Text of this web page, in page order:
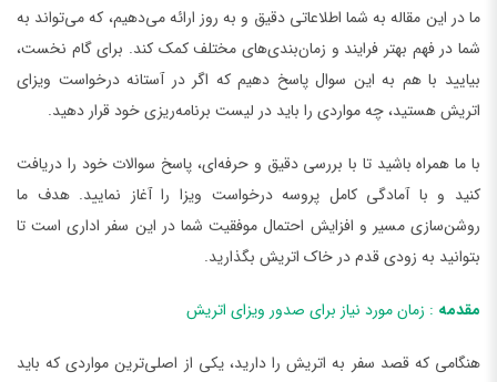
ما در این مقاله به شما اطلاعاتی دقیق و به روز ارائه می‌دهیم، که می‌تواند به
شما در فهم بهتر فرایند و زمان‌بندی‌های مختلف کمک کند. برای گام نخست،
بیایید با هم به این سوال پاسخ دهیم که اگر در آستانه درخواست ویزای
اتریش هستید، چه مواردی را باید در لیست برنامه‌ریزی خود قرار دهید.
با ما همراه باشید تا با بررسی دقیق و حرفه‌ای، پاسخ سوالات خود را دریافت
کنید و با آمادگی کامل پروسه درخواست ویزا را آغاز نمایید. هدف ما
روشن‌سازی مسیر و افزایش احتمال موفقیت شما در این سفر اداری است تا
بتوانید به زودی قدم در خاک اتریش بگذارید.
مقدمه : زمان مورد نیاز برای صدور ویزای اتریش
هنگامی که قصد سفر به اتریش را دارید، یکی از اصلی‌ترین مواردی که باید